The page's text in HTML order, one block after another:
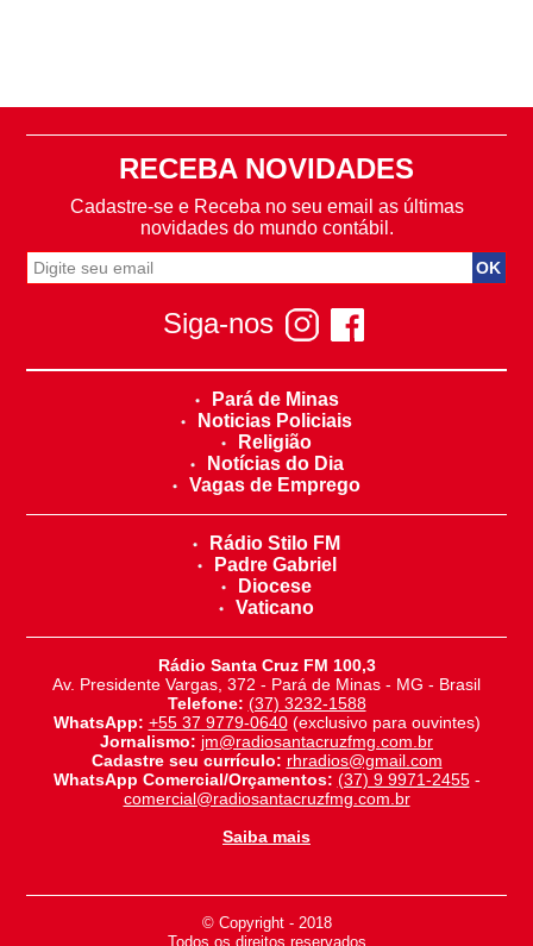
RECEBA NOVIDADES
Cadastre-se e Receba no seu email as últimas
novidades do mundo contábil.
Siga-nos
Pará de Minas
Noticias Policiais
Religião
Notícias do Dia
Vagas de Emprego
Rádio Stilo FM
Padre Gabriel
Diocese
Vaticano
Rádio Santa Cruz FM 100,3
Av. Presidente Vargas, 372 - Pará de Minas - MG - Brasil
Telefone: (37) 3232-1588
WhatsApp: +55 37 9779-0640(exclusivo para ouvintes)
Jornalismo: jm@radiosantacruzfmg.com.br
Cadastre seu currículo: rhradios@gmail.com
WhatsApp Comercial/Orçamentos: (37) 9 9971-2455-
comercial@radiosantacruzfmg.com.br
Saiba mais
© Copyright - 2018
-
Todos os direitos reservados